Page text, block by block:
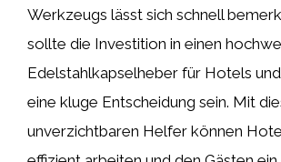
Werkzeugs lässt sich schnell
sollte die Investition in einen
Edelstahlkapselheber für Hotels
eine kluge Entscheidung sein. Mit
unverzichtbaren Helfer können